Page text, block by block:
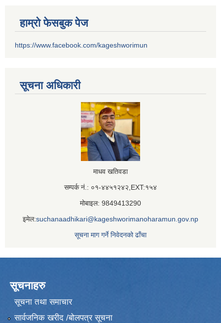
हाम्रो फेसबुक पेज
https://www.facebook.com/kageshworimun
सूचना अधिकारी
माधव खतिवडा
सम्पर्क नं.: ०१-४४५१२४२,EXT:१५४
मोबाइल: 9849413290
इमेल:suchanaadhikari@kageshworimanoharamun.gov.np
सूचना माग गर्ने निवेदनको ढाँचा
सूचनाहरु
सूचना तथा समाचार
सार्वजनिक खरीद /बोलपत्र सूचना